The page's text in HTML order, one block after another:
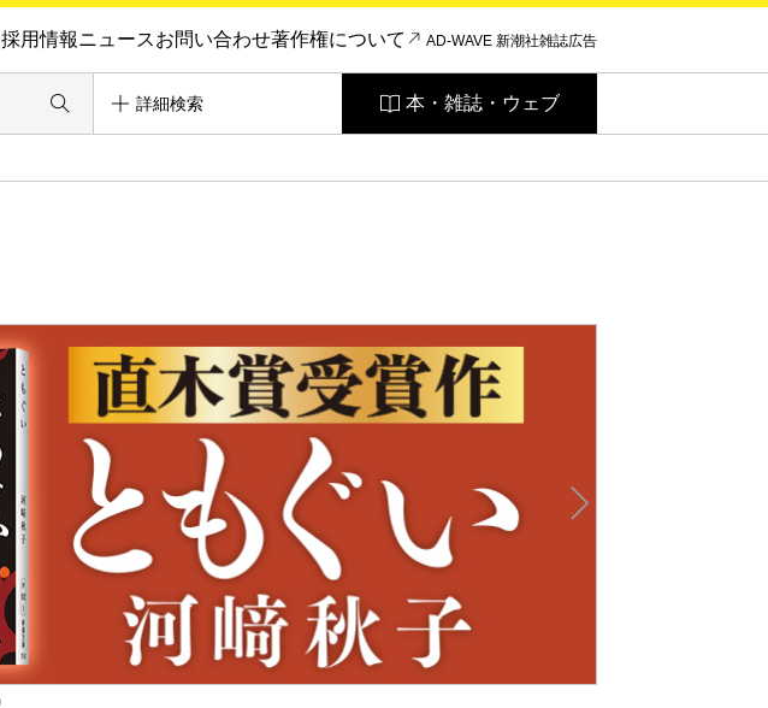
採用情報ニュースお問い合わせ著作権について AD-WAVE 新潮社雑誌広告
詳細検索 本・雑誌・ウェブ